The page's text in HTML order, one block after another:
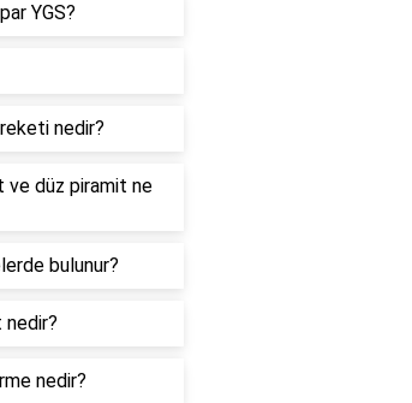
YGS?
nedir?
ve düz piramit ne
bulunur?
nedir?
nedir?